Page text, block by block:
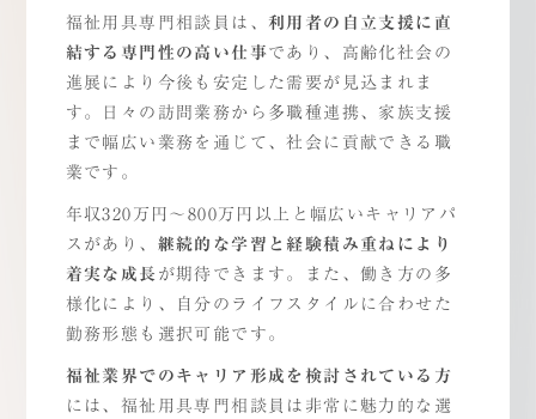
福祉用具専門相談員は、 利用者の自立支援に直
結する専門性の高い仕事であり、高齢化社会の
進展により今後も安定した需要が見込まれま
す。日々の訪問業務から多職種連携、家族支援
まで幅広い業務を通じて、社会に貢献できる職
業です。
年収320万円～800万円以上と幅広いキャリアパ
スがあり、 継続的な学習と経験積み重ねにより
着実な成長 が期待できます。また、働き方の多
様化により、自分のライフスタイルに合わせた
勤務形態も選択可能です。
福祉業界でのキャリア形成を検討されている方
には、福祉用具専門相談員は非常に魅力的な選